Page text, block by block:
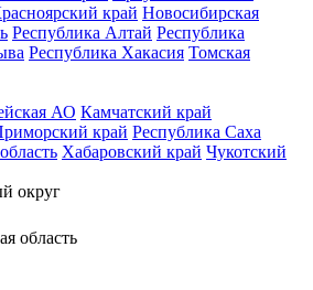
край Новосибирская
Республика Алтай Республика
Республика Хакасия Томская
АО Камчатский край
край Республика Саха
Хабаровский край Чукотский
округ
область